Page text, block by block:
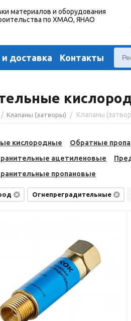
материалов и оборудования
по ХМАО, ЯНАО
доставка Контакты
/ Клапаны (затворы) /
кислородные Обратные
ацетиленовые
пропановые
Огнепреградительные